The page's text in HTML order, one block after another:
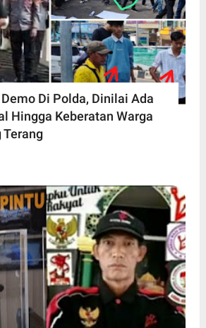
Di Polda, Dinilai Ada
Hingga Keberatan Warga
Terang